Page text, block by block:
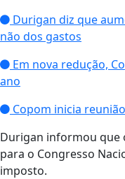
Durigan diz que
não dos gastos
Em nova redução,
ano
Copom inicia
Durigan informou que
para o Congresso
imposto.